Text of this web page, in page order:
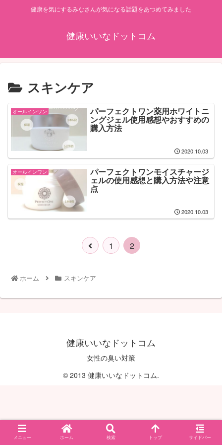
健康を気にするみなさんが気になる話題をあつめてみました
健康いいなドットコム
スキンケア
オールインワン パーフェクトワン薬用ホワイトニ
ングジェル使用感想やおすすめの
購入方法
2020.10.03
オールインワン パーフェクトワンモイスチャージ
ェルの使用感想と購入方法や注意
点
2020.10.03
1 2
ホーム スキンケア
健康いいなドットコム
女性の臭い対策
© 2013 健康いいなドットコム.
メニュー ホーム 検索 トップ サイドバー